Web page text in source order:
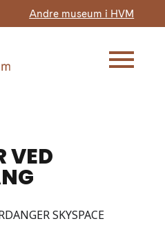
Andre museum i HVM
VED
SKYSPACE